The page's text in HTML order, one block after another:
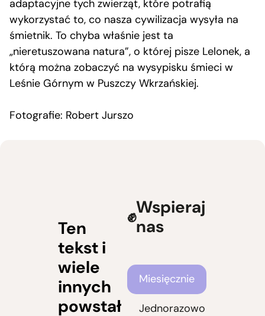
adaptacyjne tych zwierząt, które potrafią
wykorzystać to, co nasza cywilizacja wysyła na
śmietnik. To chyba właśnie jest ta
„nieretuszowana natura”, o której pisze Lelonek, a
którą można zobaczyć na wysypisku śmieci w
Leśnie Górnym w Puszczy Wkrzańskiej.
Fotografie: Robert Jurszo
Ten
tekst i
wiele
innych
powstał
Wspieraj
nas
Częstotliwość wsparcia
Miesięcznie
Jednorazowo